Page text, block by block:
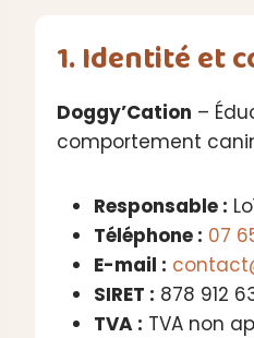
1. Identité et
Doggy’Cation –
comportement
Responsable :
Téléphone : 07
E-mail :
SIRET : 878 912
TVA : TVA non